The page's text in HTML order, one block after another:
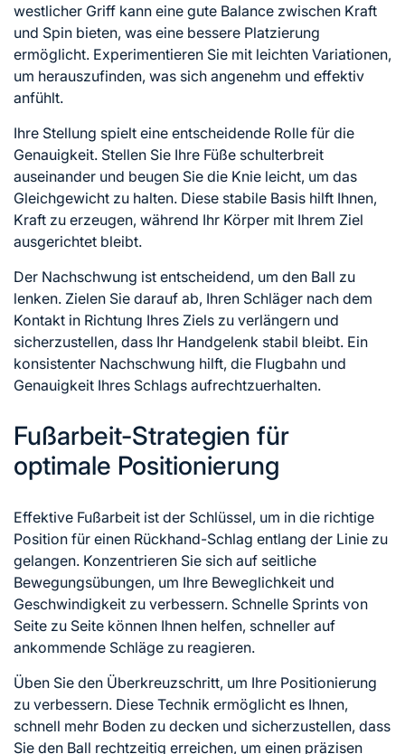
westlicher Griff kann eine gute Balance zwischen Kraft
und Spin bieten, was eine bessere Platzierung
ermöglicht. Experimentieren Sie mit leichten Variationen,
um herauszufinden, was sich angenehm und effektiv
anfühlt.
Ihre Stellung spielt eine entscheidende Rolle für die
Genauigkeit. Stellen Sie Ihre Füße schulterbreit
auseinander und beugen Sie die Knie leicht, um das
Gleichgewicht zu halten. Diese stabile Basis hilft Ihnen,
Kraft zu erzeugen, während Ihr Körper mit Ihrem Ziel
ausgerichtet bleibt.
Der Nachschwung ist entscheidend, um den Ball zu
lenken. Zielen Sie darauf ab, Ihren Schläger nach dem
Kontakt in Richtung Ihres Ziels zu verlängern und
sicherzustellen, dass Ihr Handgelenk stabil bleibt. Ein
konsistenter Nachschwung hilft, die Flugbahn und
Genauigkeit Ihres Schlags aufrechtzuerhalten.
Fußarbeit-Strategien für
optimale Positionierung
Effektive Fußarbeit ist der Schlüssel, um in die richtige
Position für einen Rückhand-Schlag entlang der Linie zu
gelangen. Konzentrieren Sie sich auf seitliche
Bewegungsübungen, um Ihre Beweglichkeit und
Geschwindigkeit zu verbessern. Schnelle Sprints von
Seite zu Seite können Ihnen helfen, schneller auf
ankommende Schläge zu reagieren.
Üben Sie den Überkreuzschritt, um Ihre Positionierung
zu verbessern. Diese Technik ermöglicht es Ihnen,
schnell mehr Boden zu decken und sicherzustellen, dass
Sie den Ball rechtzeitig erreichen, um einen präzisen